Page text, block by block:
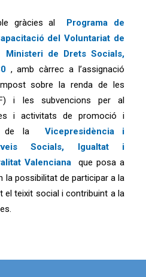
gràcies al Programa de
del Voluntariat de
Ministeri de Drets Socials,
, amb càrrec a l’assignació
sobre la renda de les
i les subvencions per al
i activitats de promoció i
de la Vicepresidència i
Socials, Igualtat i
Valenciana que posa a
la possibilitat de participar a la
el teixit social i contribuint a la